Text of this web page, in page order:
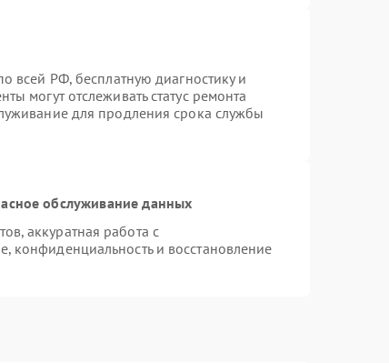
всей РФ, бесплатную диагностику и
могут отслеживать статус ремонта
для продления срока службы
обслуживание данных
аккуратная работа с
конфиденциальность и восстановление